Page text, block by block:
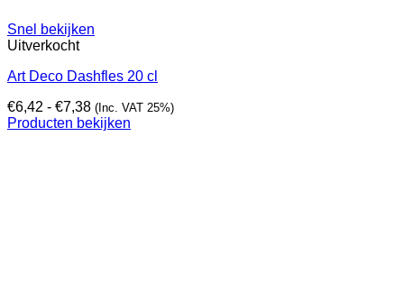
Snel bekijken
Uitverkocht
Art Deco Dashfles 20 cl
€6,42 - €7,38Prijsklasse:
€6,42
(Inc. VAT 25%)
Producten bekijken